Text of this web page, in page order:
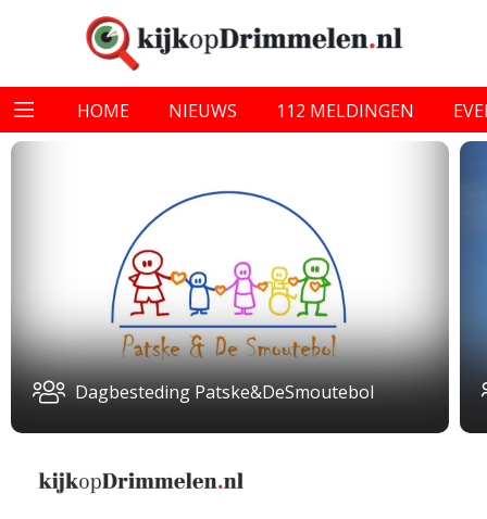
HOME NIEUWS 112 MELDINGEN
Dagbesteding Patske&DeSmoutebol